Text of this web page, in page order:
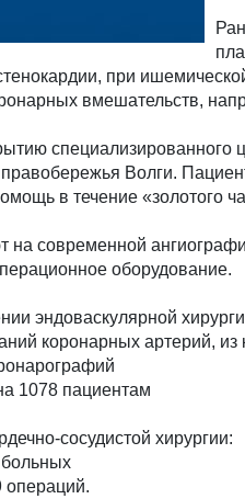
при
вмешательств,
Волги.
в течение «золотого
на современной
оборудование.
эндоваскулярной
коронарных артерий,
1078 пациентам
сосудистой хирургии:
операций.